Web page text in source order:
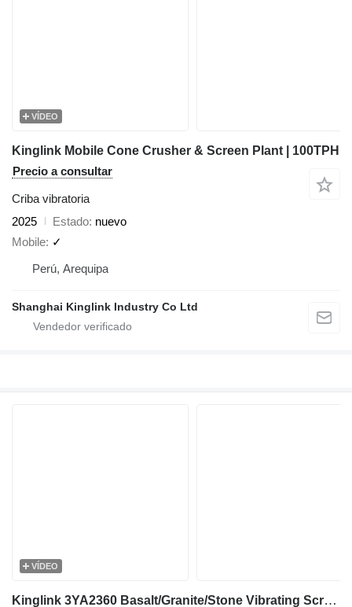
VÍDEO
Kinglink Mobile Cone Crusher & Screen Plant | 100TPH
Precio a consultar
Criba vibratoria
2025
Estado nuevo
Mobile ✓
Perú, Arequipa
Shanghai Kinglink Industry Co Ltd
VÍDEO
Kinglink 3YA2360 Basalt/Granite/Stone Vibrating Screen